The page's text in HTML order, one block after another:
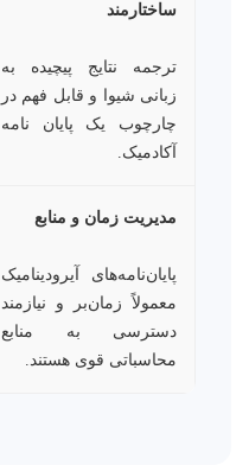
ساختارمند
ترجمه نتایج پیچیده به
زبانی شیوا و قابل فهم در
چارچوب یک پایان نامه
آکادمیک.
مدیریت زمان و منابع
پایان‌نامه‌های آیرودینامیک
معمولاً زمان‌بر و نیازمند
دسترسی به منابع
محاسباتی قوی هستند.